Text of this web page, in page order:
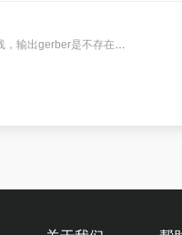
是不存在，需画实体线